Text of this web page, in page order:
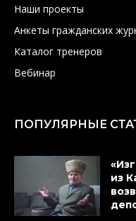
Наши проекты
Анкеты гражданских
Каталог тренеров
Вебинар
ПОПУЛЯРНЫЕ
из